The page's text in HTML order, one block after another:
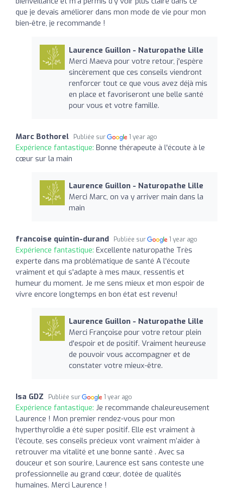
que je devais améliorer dans mon mode de vie pour mon
bien-être, je recommande !
Laurence Guillon - Naturopathe Lille
Merci Maeva pour votre retour, j'espère
sincèrement que ces conseils viendront
renforcer tout ce que vous avez déjà mis
en place et favoriseront une belle santé
pour vous et votre famille.
Marc Bothorel Publiée sur 1 year ago
Expérience fantastique: Bonne thérapeute à l'écoute à le
cœur sur la main
Laurence Guillon - Naturopathe Lille
Merci Marc, on va y arriver main dans la
main
francoise quintin-durand Publiée sur 1 year ago
Expérience fantastique: Excellente naturopathe Très
experte dans ma problématique de santé A l'écoute
vraiment et qui s'adapte à mes maux, ressentis et
humeur du moment. Je me sens mieux et mon espoir de
vivre encore longtemps en bon état est revenu!
Laurence Guillon - Naturopathe Lille
Merci Françoise pour votre retour plein
d'espoir et de positif. Vraiment heureuse
de pouvoir vous accompagner et de
constater votre mieux-être.
Isa GDZ Publiée sur 1 year ago
Expérience fantastique: Je recommande chaleureusement
Laurence ! Mon premier rendez-vous pour mon
hyperthyroïdie a été super positif. Elle est vraiment à
l'écoute, ses conseils précieux vont vraiment m’aider à
retrouver ma vitalité et une bonne santé . Avec sa
douceur et son sourire, Laurence est sans conteste une
professionnelle au grand cœur, dotée de qualités
humaines. Merci Laurence !